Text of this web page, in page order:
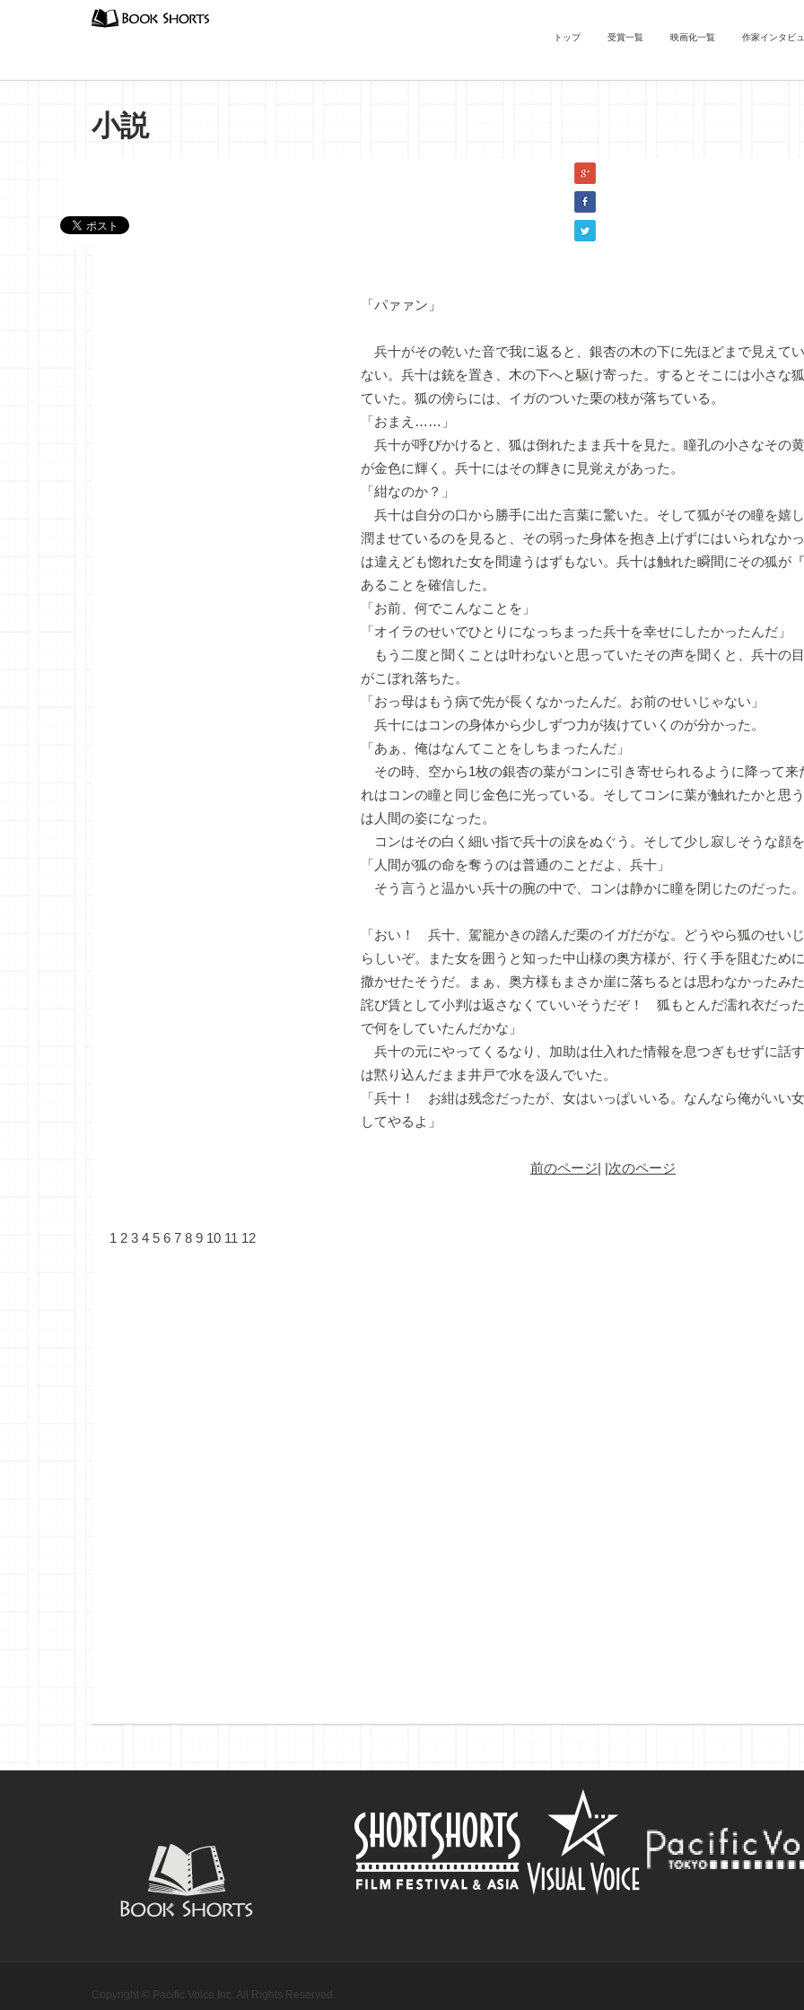
トップ 受賞一覧 映画化一覧 作家インタビ
小説
『コンの銀杏』鴨カモメ（『ごんぎつね』）
「パァァン」
兵十がその乾いた音で我に返ると、銀杏の木の下に先ほどまで見えて
ない。兵十は銃を置き、木の下へと駆け寄った。するとそこには小さな
ていた。狐の傍らには、イガのついた栗の枝が落ちている。
「おまえ……」
兵十が呼びかけると、狐は倒れたまま兵十を見た。瞳孔の小さなその
が金色に輝く。兵十にはその輝きに見覚えがあった。
「紺なのか？」
兵十は自分の口から勝手に出た言葉に驚いた。そして狐がその瞳を嬉
潤ませているのを見ると、その弱った身体を抱き上げずにはいられなか
は違えども惚れた女を間違うはずもない。兵十は触れた瞬間にその狐が
あることを確信した。
「お前、何でこんなことを」
「オイラのせいでひとりになっちまった兵十を幸せにしたかったんだ」
もう二度と聞くことは叶わないと思っていたその声を聞くと、兵十の
がこぼれ落ちた。
「おっ母はもう病で先が長くなかったんだ。お前のせいじゃない」
兵十にはコンの身体から少しずつ力が抜けていくのが分かった。
「あぁ、俺はなんてことをしちまったんだ」
その時、空から1枚の銀杏の葉がコンに引き寄せられるように降って来
れはコンの瞳と同じ金色に光っている。そしてコンに葉が触れたかと思
は人間の姿になった。
コンはその白く細い指で兵十の涙をぬぐう。そして少し寂しそうな顔
「人間が狐の命を奪うのは普通のことだよ、兵十」
そう言うと温かい兵十の腕の中で、コンは静かに瞳を閉じたのだった。
「おい！ 兵十、駕籠かきの踏んだ栗のイガだがな。どうやら狐のせい
らしいぞ。また女を囲うと知った中山様の奥方様が、行く手を阻むため
撒かせたそうだ。まぁ、奥方様もまさか崖に落ちるとは思わなかったみ
詫び賃として小判は返さなくていいそうだぞ！ 狐もとんだ濡れ衣だっ
で何をしていたんだかな」
兵十の元にやってくるなり、加助は仕入れた情報を息つぎもせずに話
は黙り込んだまま井戸で水を汲んでいた。
「兵十！ お紺は残念だったが、女はいっぱいいる。なんなら俺がいい
してやるよ」
前のページ| |次のページ
1 2 3 4 5 6 7 8 9 10 11 12
Copyright © Pacific Voice Inc. All Rights Reserved.